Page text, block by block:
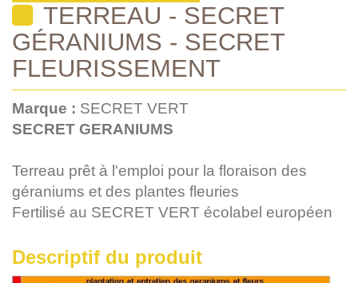
TERREAU - SECRET
GÉRANIUMS - SECRET
FLEURISSEMENT
Marque : SECRET VERT
SECRET GERANIUMS
Terreau prêt à l'emploi pour la floraison des
géraniums et des plantes fleuries
Fertilisé au SECRET VERT écolabel européen
Descriptif du produit